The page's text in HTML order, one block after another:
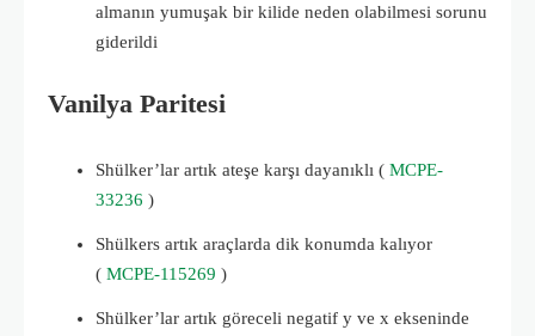
almanın yumuşak bir kilide neden olabilmesi sorunu
giderildi
Vanilya Paritesi
Shülker’lar artık ateşe karşı dayanıklı ( MCPE-
33236 )
Shülkers artık araçlarda dik konumda kalıyor
( MCPE-115269 )
Shülker’lar artık göreceli negatif y ve x ekseninde